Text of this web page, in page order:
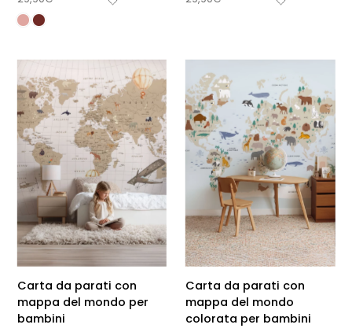
Carta da parati con
mappa del mondo per
bambini
Carta da parati con
mappa del mondo
colorata per bambini